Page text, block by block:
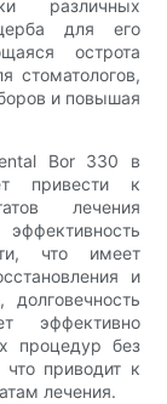
различных
для его
острота
стоматологов,
и повышая
Bor 330 в
привести к
лечения
что имеет
и
долговечность
эффективно
процедур без
приводит к
лечения.